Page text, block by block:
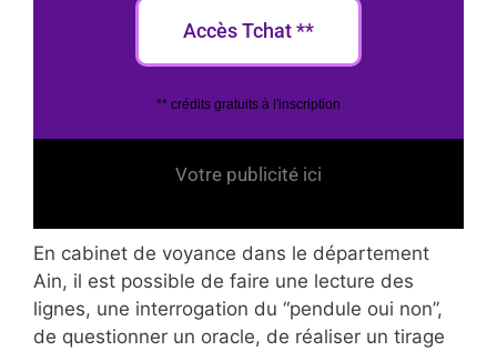
Accès Tchat **
** crédits gratuits à l'inscription
Votre publicité ici
En cabinet de voyance dans le département
Ain, il est possible de faire une lecture des
lignes, une interrogation du “pendule oui non”,
de questionner un oracle, de réaliser un tirage